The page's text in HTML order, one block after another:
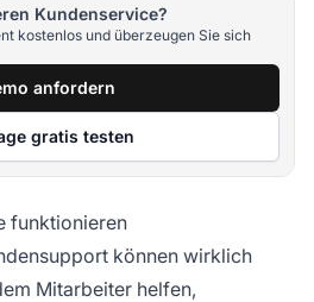
Kundenservice?
kostenlos und überzeugen Sie sich
anfordern
gratis testen
funktionieren
können wirklich
Mitarbeiter helfen,